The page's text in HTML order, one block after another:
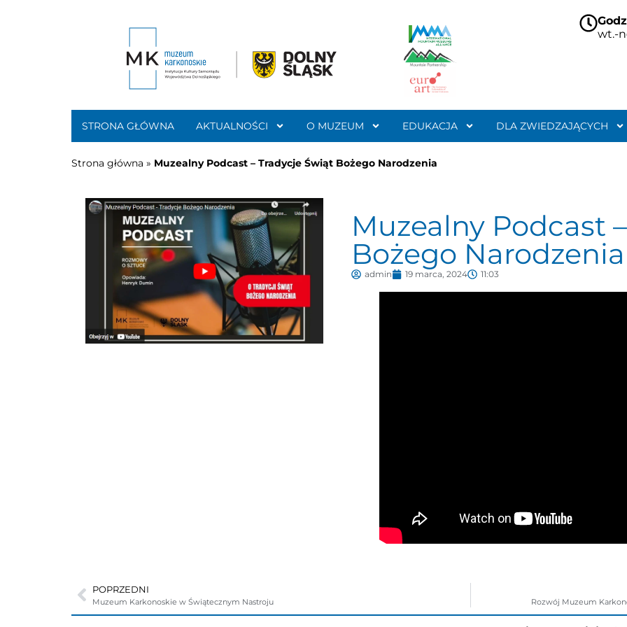
wt.-
STRONA GŁÓWNA AKTUALNOŚCI O MUZEUM EDUKACJA DLA ZWIEDZAJĄCYCH
Strona główna » Muzealny Podcast – Tradycje Świąt Bożego Narodzenia
Muzealny Podcast
Bożego Narodzenia
admin 19 marca, 2024 11:03
POPRZEDNI
Muzeum Karkonoskie w Świątecznym Nastroju Rozwój Muzeum